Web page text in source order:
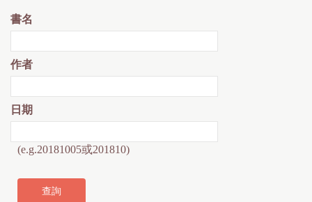
書名
作者
日期
(e.g.20181005或201810)